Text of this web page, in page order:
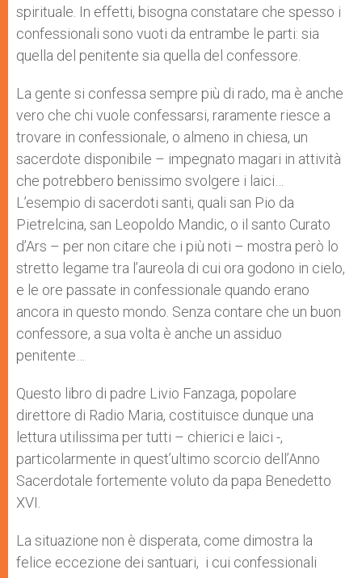
spirituale. In effetti, bisogna constatare che spesso i
confessionali sono vuoti da entrambe le parti: sia
quella del penitente sia quella del confessore.
La gente si confessa sempre più di rado, ma è anche
vero che chi vuole confessarsi, raramente riesce a
trovare in confessionale, o almeno in chiesa, un
sacerdote disponibile – impegnato magari in attività
che potrebbero benissimo svolgere i laici…
L’esempio di sacerdoti santi, quali san Pio da
Pietrelcina, san Leopoldo Mandic, o il santo Curato
d’Ars – per non citare che i più noti – mostra però lo
stretto legame tra l’aureola di cui ora godono in cielo,
e le ore passate in confessionale quando erano
ancora in questo mondo. Senza contare che un buon
confessore, a sua volta è anche un assiduo
penitente…
Questo libro di padre Livio Fanzaga, popolare
direttore di Radio Maria, costituisce dunque una
lettura utilissima per tutti – chierici e laici -,
particolarmente in quest’ultimo scorcio dell’Anno
Sacerdotale fortemente voluto da papa Benedetto
XVI.
La situazione non è disperata, come dimostra la
felice eccezione dei santuari, i cui confessionali